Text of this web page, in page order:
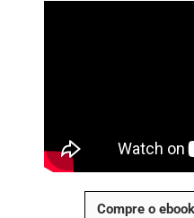
IMAGEM E...
3 de agosto de 2026
Compre o